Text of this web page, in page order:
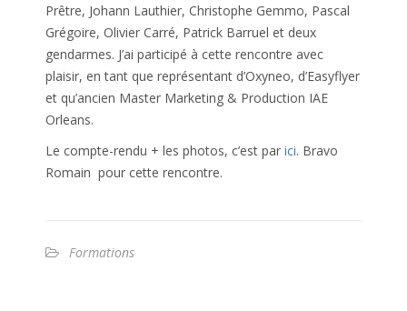
Prêtre, Johann Lauthier, Christophe Gemmo, Pascal
Grégoire, Olivier Carré, Patrick Barruel et deux
gendarmes. J’ai participé à cette rencontre avec
plaisir, en tant que représentant d’Oxyneo, d’Easyflyer
et qu’ancien Master Marketing & Production IAE
Orleans.
Le compte-rendu + les photos, c’est par ici. Bravo
Romain pour cette rencontre.
Formations